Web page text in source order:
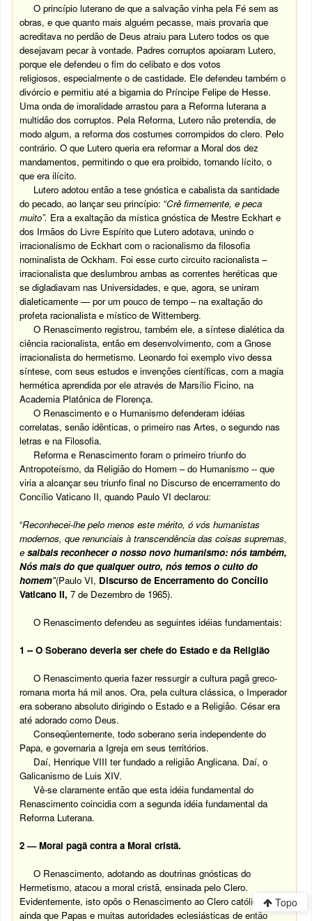
O princípio luterano de que a salvação vinha pela Fé sem as
obras, e que quanto mais alguém pecasse, mais provaria que
acreditava no perdão de Deus atraiu para Lutero todos os que
desejavam pecar à vontade. Padres corruptos apoiaram Lutero,
porque ele defendeu o fim do celibato e dos votos
religiosos, especialmente o de castidade. Ele defendeu também o
divórcio e permitiu até a bigamia do Príncipe Felipe de Hesse.
Uma onda de imoralidade arrastou para a Reforma luterana a
multidão dos corruptos. Pela Reforma, Lutero não pretendia, de
modo algum, a reforma dos costumes corrompidos do clero. Pelo
contrário. O que Lutero queria era reformar a Moral dos dez
mandamentos, permitindo o que era proibido, tornando lícito, o
que era ilícito.
Lutero adotou então a tese gnóstica e cabalista da santidade
do pecado, ao lançar seu princípio: “Crê firmemente, e peca
muito”. Era a exaltação da mística gnóstica de Mestre Eckhart e
dos Irmãos do Livre Espírito que Lutero adotava, unindo o
irracionalismo de Eckhart com o racionalismo da filosofia
nominalista de Ockham. Foi esse curto circuito racionalista –
irracionalista que deslumbrou ambas as correntes heréticas que
se digladiavam nas Universidades, e que, agora, se uniram
dialeticamente — por um pouco de tempo – na exaltação do
profeta racionalista e místico de Wittemberg.
O Renascimento registrou, também ele, a síntese dialética da
ciência racionalista, então em desenvolvimento, com a Gnose
irracionalista do hermetismo. Leonardo foi exemplo vivo dessa
síntese, com seus estudos e invenções científicas, com a magia
hermética aprendida por ele através de Marsílio Ficino, na
Academia Platônica de Florença.
O Renascimento e o Humanismo defenderam idéias
correlatas, senão idênticas, o primeiro nas Artes, o segundo nas
letras e na Filosofia.
Reforma e Renascimento foram o primeiro triunfo do
Antropoteísmo, da Religião do Homem – do Humanismo -- que
viria a alcançar seu triunfo final no Discurso de encerramento do
Concílio Vaticano II, quando Paulo VI declarou:
“Reconhecei-lhe pelo menos este mérito, ó vós humanistas
modernos, que renunciais à transcendência das coisas supremas,
esaibais reconhecer o nosso novo humanismo: nós também,
Nós mais do que qualquer outro, nós temos o culto do
homem"(Paulo VI, Discurso de Encerramento do Concílio
Vaticano II, 7 de Dezembro de 1965).
O Renascimentodefendeu as seguintes idéias fundamentais:
1 -- O Soberano deveria ser chefe do Estado e da Religião
O Renascimento queria fazer ressurgir a cultura pagã greco-
romana morta há mil anos. Ora, pela cultura clássica, o Imperador
era soberano absoluto dirigindo o Estado e a Religião. César era
até adorado como Deus.
Conseqüentemente, todo soberano seria independente do
Papa, e governaria a Igreja em seus territórios.
Daí, Henrique VIII ter fundado a religião Anglicana. Daí, o
Galicanismo de Luis XIV.
Vê-se claramente então que esta idéia fundamental do
Renascimento coincidia com a segunda idéia fundamental da
Reforma Luterana.
2 — Moral pagã contra a Moral cristã.
O Renascimento, adotando as doutrinas gnósticas do
Hermetismo, atacou a moral cristã, ensinada pelo Clero.
Evidentemente, isto opôs o Renascimento ao Clero católico,
ainda que Papas e muitas autoridades eclesiásticas de então
Topo